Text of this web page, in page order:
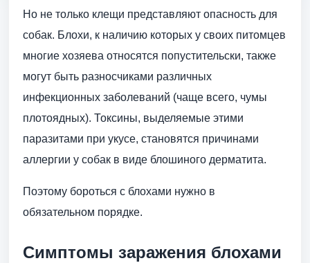
Но не только клещи представляют опасность для
собак. Блохи, к наличию которых у своих питомцев
многие хозяева относятся попустительски, также
могут быть разносчиками различных
инфекционных заболеваний (чаще всего, чумы
плотоядных). Токсины, выделяемые этими
паразитами при укусе, становятся причинами
аллергии у собак в виде блошиного дерматита.
Поэтому бороться с блохами нужно в
обязательном порядке.
Симптомы заражения блохами